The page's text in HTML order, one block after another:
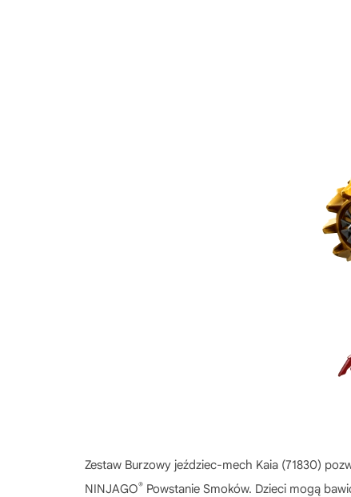
Zestaw Burzowy jeździec-mech Kaia (71830)
NINJAGO® Powstanie Smoków. Dzieci mogą